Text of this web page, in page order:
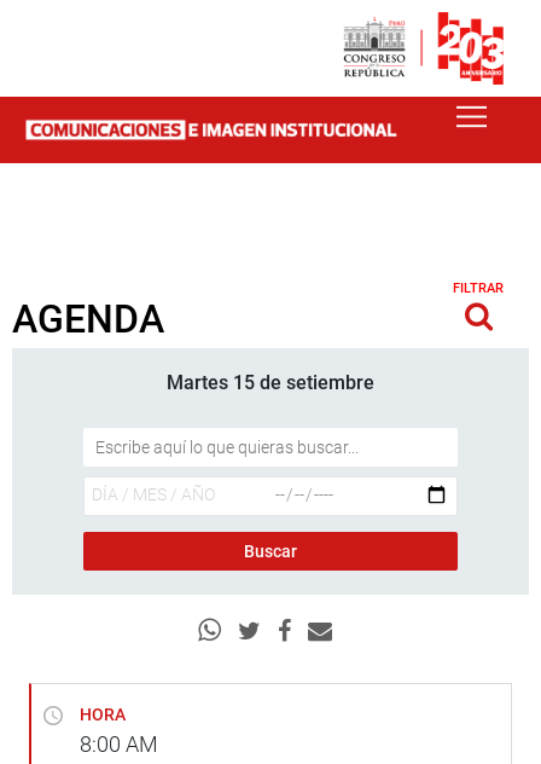
AGENDA
FILTRAR
Martes 15 de setiembre
HORA
8:00 AM